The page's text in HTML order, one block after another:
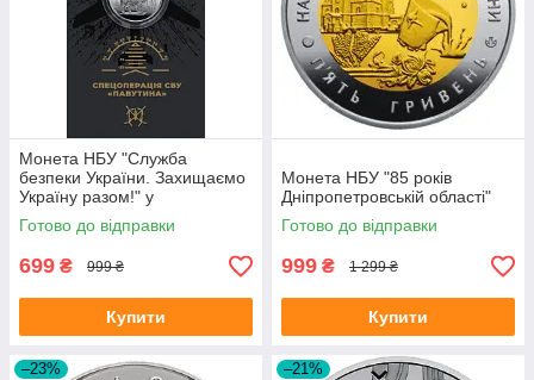
Монета НБУ "Служба
безпеки України. Захищаємо
Україну разом!" у
сувенірному пакованні
Готово до відправки
699 ₴ 999 ₴
Купити
Монета НБУ "85 років
Дніпропетровській області"
Готово до відправки
999 ₴ 1 299 ₴
Купити
–23% –21%